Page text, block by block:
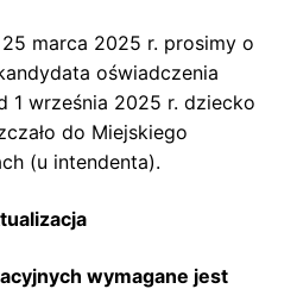
marca 2025 r. prosimy o
oświadczenia
1 września 2025 r. dziecko
do Miejskiego
(u intendenta).
wymagane jest